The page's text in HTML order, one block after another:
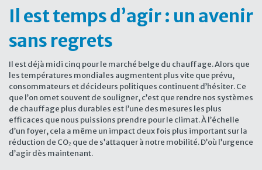
Il est temps d’agir : un avenir
sans regrets
Il est déjà midi cinq pour le marché belge du chauffage. Alors que
les températures mondiales augmentent plus vite que prévu,
consommateurs et décideurs politiques continuent d’hésiter. Ce
que l’on omet souvent de souligner, c’est que rendre nos systèmes
de chauffage plus durables est l’une des mesures les plus
efficaces que nous puissions prendre pour le climat. À l’échelle
d’un foyer, cela a même un impact deux fois plus important sur la
réduction de CO₂ que de s’attaquer à notre mobilité. D’où l’urgence
d’agir dès maintenant.